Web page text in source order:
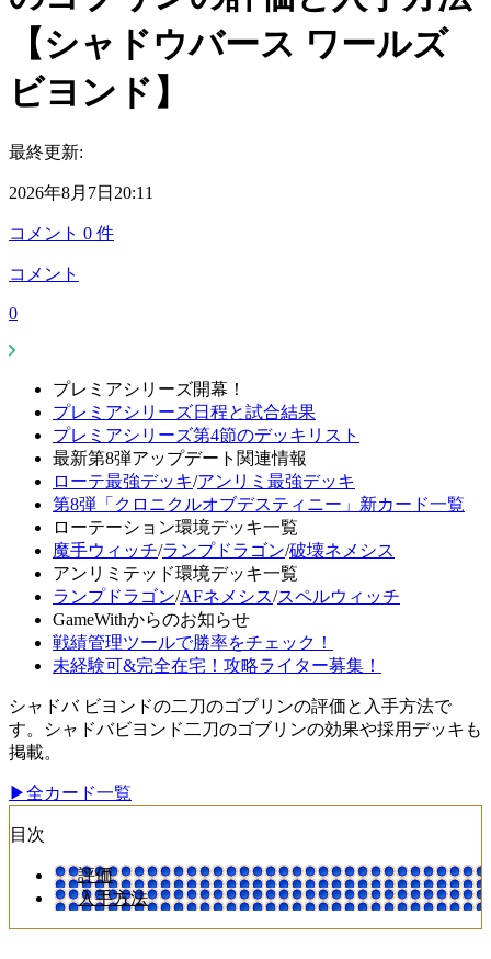
【シャドウバース ワールズ
ビヨンド】
最終更新:
2026年8月7日20:11
コメント 0 件
コメント
0
プレミアシリーズ開幕！
プレミアシリーズ日程と試合結果
プレミアシリーズ第4節のデッキリスト
最新第8弾アップデート関連情報
ローテ最強デッキ/アンリミ最強デッキ
第8弾「クロニクルオブデスティニー」新カード一覧
ローテーション環境デッキ一覧
魔手ウィッチ/ランプドラゴン/破壊ネメシス
アンリミテッド環境デッキ一覧
ランプドラゴン/AFネメシス/スペルウィッチ
GameWithからのお知らせ
戦績管理ツールで勝率をチェック！
未経験可&完全在宅！攻略ライター募集！
シャドバ ビヨンドの二刀のゴブリンの評価と入手方法で
す。シャドバビヨンド二刀のゴブリンの効果や採用デッキも
掲載。
▶全カード一覧
目次
評価
入手方法